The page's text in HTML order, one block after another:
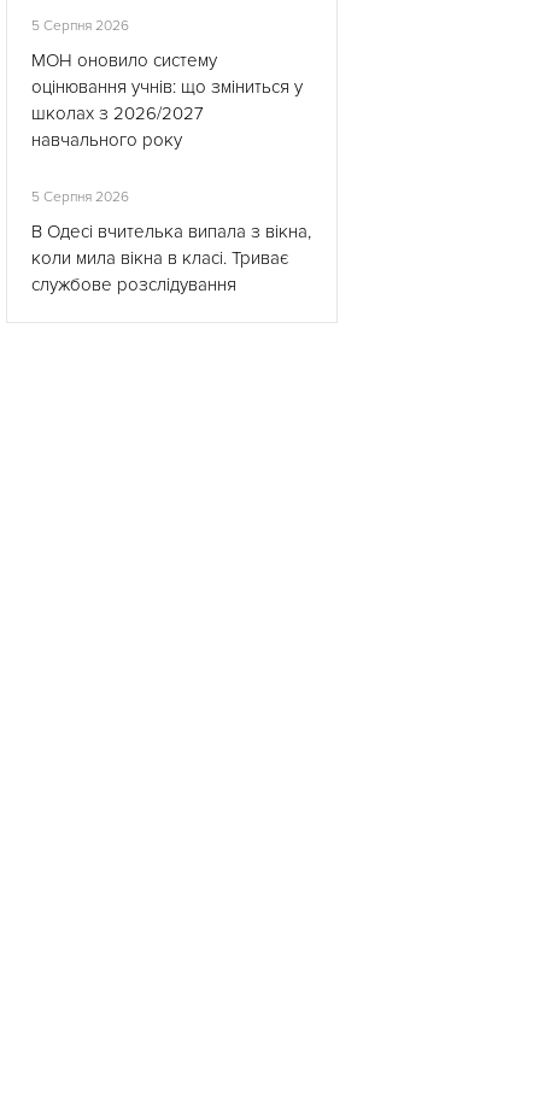
5 Серпня 2026
МОН оновило систему
оцінювання учнів: що зміниться у
школах з 2026/2027
навчального року
5 Серпня 2026
В Одесі вчителька випала з вікна,
коли мила вікна в класі. Триває
службове розслідування